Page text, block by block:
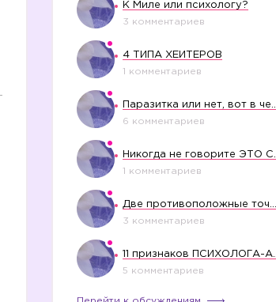
К Миле или психологу?
3 комментариев
4 ТИПА ХЕЙТЕРОВ
1 комментариев
6 комментариев
1 комментариев
3 комментариев
5 комментариев